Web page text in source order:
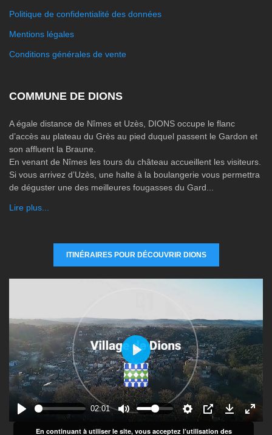
Politique de confidentialité des données
Mentions légales
Conditions générales de vente
COMMUNE DE DIONS
A égale distance de Nîmes et Uzès, DIONS occupe le flanc
d’accès au plateau du Grès au pied duquel passent le Gardon et
son affluent la Braune.
En venant de Nîmes les tours du château accueillent les visiteurs.
Si vous arrivez d’Uzès, une halte à la boulangerie vous permettra
de déguster une des meilleures fougasses du Gard...
Lire plus...
ITINÉRAIRES POUR DÉCOUVRIR DIONS
02:01
P
l
a
y
En continuant à utiliser le site, vous acceptez l’utilisation des